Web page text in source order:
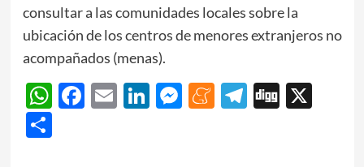
consultar a las comunidades locales sobre la
ubicación de los centros de menores extranjeros no
acompañados (menas).
WhatsApp
Facebook
EmailLinkedIn
Messenger
Meneame
Telegram
Digg
X
Share